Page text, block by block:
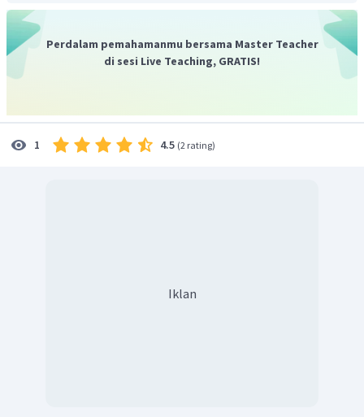
Perdalam pemahamanmu bersama Master Teacher
di sesi Live Teaching, GRATIS!
1 4.5 (2 rating)
Iklan